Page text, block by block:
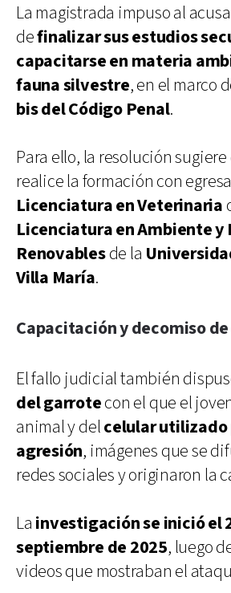
La magistrada impuso al
definalizar sus estudios
capacitarse en materia
fauna silvestre, en el marco
bis del Código Penal.
Para ello, la resolución
realice la formación con
Licenciatura en Veterinaria
Licenciatura en Ambiente y
Renovablesde la
Villa María.
Capacitación y decomiso
El fallo judicial también
del garrotecon el que el
animal y delcelular
agresión, imágenes que se
redes sociales y originaron la
La investigación se inició el
septiembre de 2025, luego
videos que mostraban el